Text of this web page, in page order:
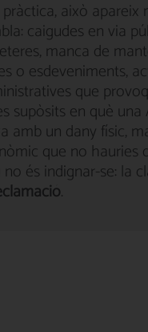
això apareix
caigudes en via
manca de
o esdeveniments,
que
supòsits en què
amb un dany físic,
que no hauries
és indignar-se: la
.